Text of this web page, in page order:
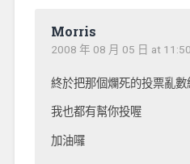
Morris
2008 年 08 月 05 日 at
終於把那個爛死的投票亂數
我也都有幫你投喔
加油囉